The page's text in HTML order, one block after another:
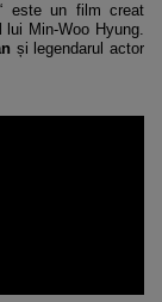
este un film creat
Min-Woo Hyung.
și legendarul actor